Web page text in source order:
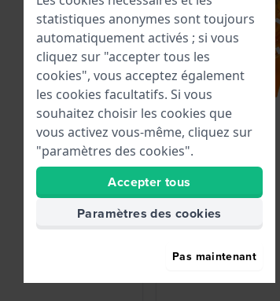
statistiques anonymes sont toujours
automatiquement activés ; si vous
cliquez sur "accepter tous les
cookies", vous acceptez également
les cookies facultatifs. Si vous
souhaitez choisir les cookies que
vous activez vous-même, cliquez sur
"paramètres des cookies".
Accepter tous
Paramètres des cookies
Pas maintenant